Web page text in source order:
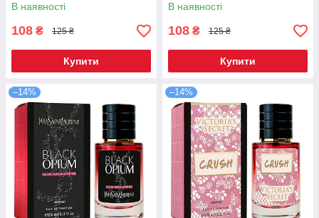
В наявності
108 ₴ 125 ₴
Купити
В наявності
108 ₴ 125 ₴
Купити
–14% –14%